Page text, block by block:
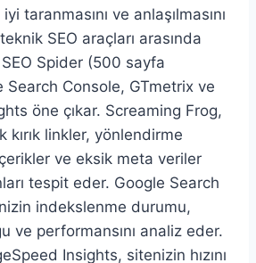
taranmasını ve anlaşılmasını
SEO araçları arasında
Spider (500 sayfa
Search Console, GTmetrix ve
öne çıkar. Screaming Frog,
kırık linkler, yönlendirme
ve eksik meta veriler
tespit eder. Google Search
indekslenme durumu,
ve performansını analiz eder.
Insights, sitenizin hızını